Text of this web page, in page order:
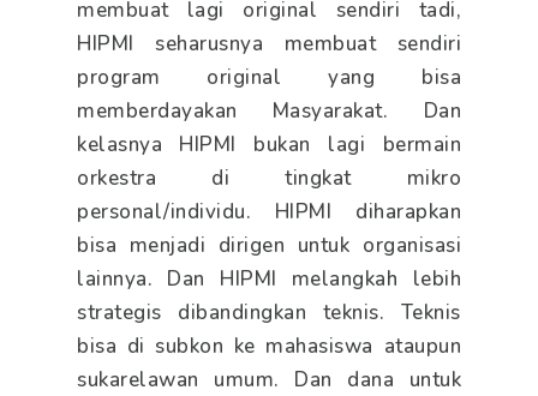
membuat lagi original sendiri tadi,
HIPMI seharusnya membuat sendiri
program original yang bisa
memberdayakan Masyarakat. Dan
kelasnya HIPMI bukan lagi bermain
orkestra di tingkat mikro
personal/individu. HIPMI diharapkan
bisa menjadi dirigen untuk organisasi
lainnya. Dan HIPMI melangkah lebih
strategis dibandingkan teknis. Teknis
bisa di subkon ke mahasiswa ataupun
sukarelawan umum. Dan dana untuk